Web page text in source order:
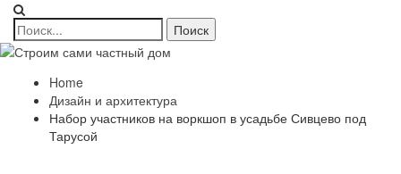
Home
Дизайн и архитектура
Набор участников на воркшоп в усадьбе Сивцево под
Тарусой